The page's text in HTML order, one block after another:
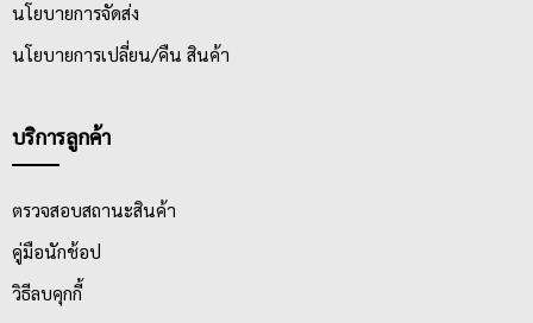
นโยบายการจัดส่ง
นโยบายการเปลี่ยน/คืน สินค้า
บริการลูกค้า
ตรวจสอบสถานะสินค้า
คู่มือนักช้อป
วิธีลบคุกกี้